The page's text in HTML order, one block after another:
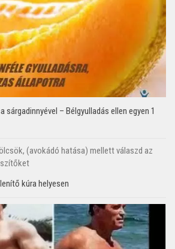
sárgadinnyével – Bélgyulladás ellen egyen 1
kúra helyesen